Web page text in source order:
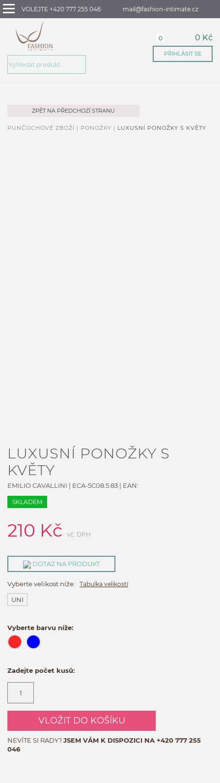
VOLEJTE +420 777 255 046 mail@fashion-intimate.cz
0 0 Kč
PŘIHLÁSIT SE
ZPĚT NA PŘEDCHOZÍ STRANU
PUNČOCHOVÉ ZBOŽÍ | PONOŽKY | LUXUSNÍ PONOŽKY S KVĚTY
LUXUSNÍ PONOŽKY S
KVĚTY
EMILIO CAVALLINI | ECA-5C08.5.83 | EAN:
SKLADEM
210 Kč vč. DPH
DOTAZ NA PRODUKT
Vyberte velikost níže: Tabulka velikostí
UNI
Vyberte barvu níže:
Zadejte počet kusů:
VLOŽIT DO KOŠÍKU
NEVÍTE SI RADY?JSEM VÁM K DISPOZICI NA +420 777 255
046